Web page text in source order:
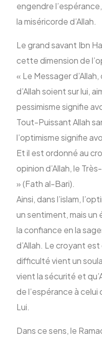
engendre
la miséricorde d’Allah.
Le grand savant Ibn
cette dimension de
« Le Messager
d’Allah soient sur lui,
pessimisme signifie
Tout-Puissant Allah
l’optimisme signifie
Et il est ordonné au
opinion d’Allah, le
» (Fath al-Bari).
Ainsi, dans l’islam,
un sentiment, mais
la confiance en la
d’Allah. Le croyant
difficulté vient un
vient la sécurité et
de l’espérance à
Lui.
Dans ce sens, le